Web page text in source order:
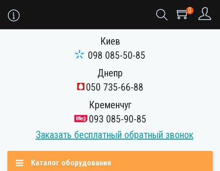
0
Киев
098 085-50-85
Днепр
050 735-66-88
Кременчуг
093 085-90-85
Заказать бесплатный обратный звонок
Каталог оборудования